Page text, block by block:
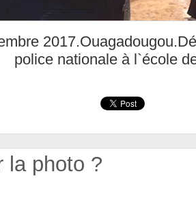
police nationale à l`école
la photo ?